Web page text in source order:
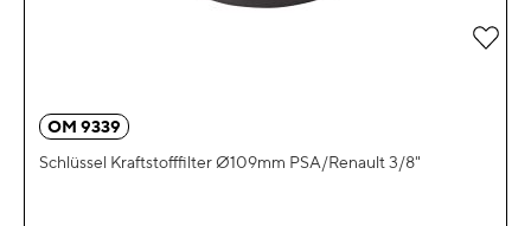
OM 9339
Schlüssel Kraftstofffilter Ø109mm PSA/Renault 3/8"
Zur